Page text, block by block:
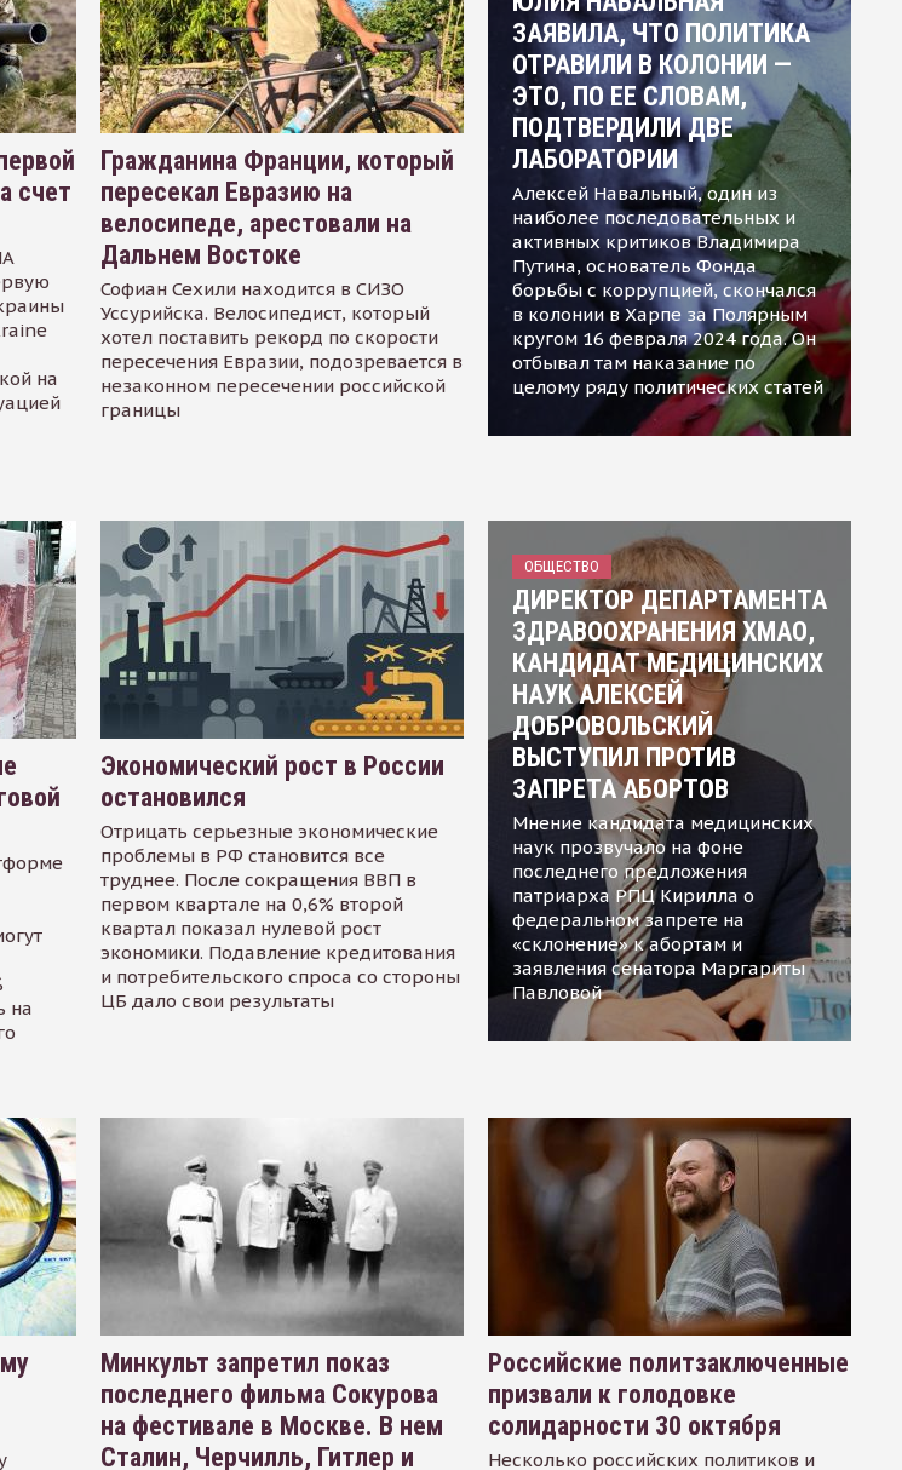
счет
на
Гражданина Франции, который
пересекал Евразию на
велосипеде, арестовали на
Дальнем Востоке
Софиан Сехили находится в СИЗО
Уссурийска. Велосипедист, который
хотел поставить рекорд по скорости
пересечения Евразии, подозревается в
незаконном пересечении российской
границы
ЗАЯВИЛА, ЧТО ПОЛИТИКА
ОТРАВИЛИ В КОЛОНИИ —
ЭТО, ПО ЕЕ СЛОВАМ,
ПОДТВЕРДИЛИ ДВЕ
ЛАБОРАТОРИИ
Алексей Навальный, один из
наиболее последовательных и
активных критиков Владимира
Путина, основатель Фонда
борьбы с коррупцией, скончался
в колонии в Харпе за Полярным
кругом 16 февраля 2024 года. Он
отбывал там наказание по
целому ряду политических статей
на
Экономический рост в России
остановился
Отрицать серьезные экономические
проблемы в РФ становится все
труднее. После сокращения ВВП в
первом квартале на 0,6% второй
квартал показал нулевой рост
экономики. Подавление кредитования
и потребительского спроса со стороны
ЦБ дало свои результаты
ОБЩЕСТВО
ДИРЕКТОР ДЕПАРТАМЕНТА
ЗДРАВООХРАНЕНИЯ ХМАО,
КАНДИДАТ МЕДИЦИНСКИХ
НАУК АЛЕКСЕЙ
ДОБРОВОЛЬСКИЙ
ВЫСТУПИЛ ПРОТИВ
ЗАПРЕТА АБОРТОВ
Мнение кандидата медицинских
наук прозвучало на фоне
последнего предложения
патриарха РПЦ Кирилла о
федеральном запрете на
«склонение» к абортам и
заявления сенатора Маргариты
Павловой
Минкульт запретил показ
последнего фильма Сокурова
на фестивале в Москве. В нем
Сталин, Черчилль, Гитлер и
Российские политзаключенные
призвали к голодовке
солидарности 30 октября
Несколько российских политиков и